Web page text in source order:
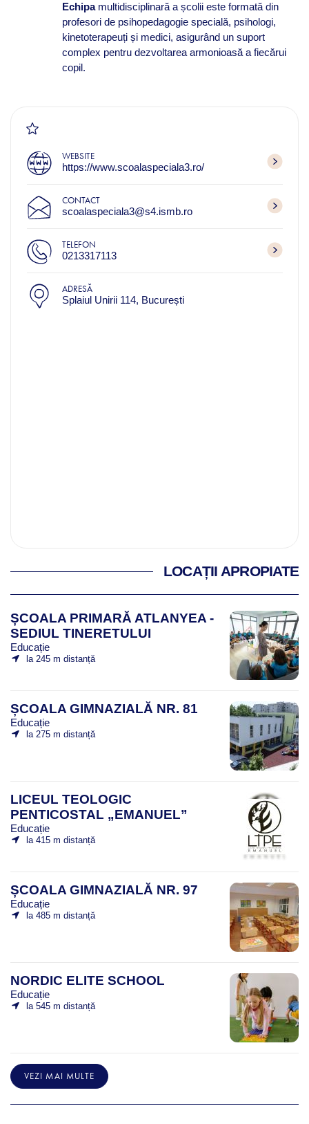
Echipa multidisciplinară a școlii este formată din
profesori de psihopedagogie specială, psihologi,
kinetoterapeuți și medici, asigurând un suport
complex pentru dezvoltarea armonioasă a fiecărui
copil.
WEBSITE
https://www.scoalaspeciala3.ro/
CONTACT
scoalaspeciala3@s4.ismb.ro
TELEFON
0213317113
ADRESĂ
Splaiul Unirii 114, București
LOCAȚII APROPIATE
ȘCOALA PRIMARĂ ATLANYEA -
SEDIUL TINERETULUI
Educație
la 245 m distanță
ȘCOALA GIMNAZIALĂ NR. 81
Educație
la 275 m distanță
LICEUL TEOLOGIC
PENTICOSTAL „EMANUEL”
Educație
la 415 m distanță
ȘCOALA GIMNAZIALĂ NR. 97
Educație
la 485 m distanță
NORDIC ELITE SCHOOL
Educație
la 545 m distanță
VEZI MAI MULTE